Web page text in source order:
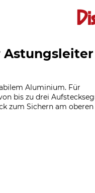
Astungsleiter
Aluminium. Für
bis zu drei
zum Sichern am oberen